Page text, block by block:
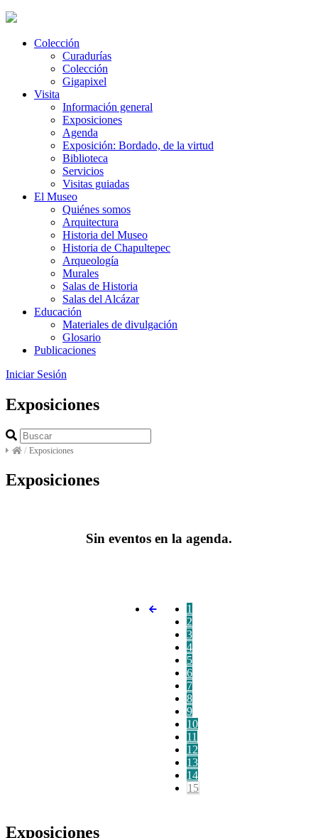
Colección
Curadurías
Colección
Gigapixel
Visita
Información general
Exposiciones
Agenda
Exposición: Bordado, de la virtud
Biblioteca
Servicios
Visitas guiadas
El Museo
Quiénes somos
Arquitectura
Historia del Museo
Historia de Chapultepec
Arqueología
Murales
Salas de Historia
Salas del Alcázar
Educación
Materiales de divulgación
Glosario
Publicaciones
Iniciar Sesión
Exposiciones
/ Exposiciones
Exposiciones
Sin eventos en la agenda.
1
2
3
4
5
6
7
8
9
10
11
12
13
14
15
Exposiciones